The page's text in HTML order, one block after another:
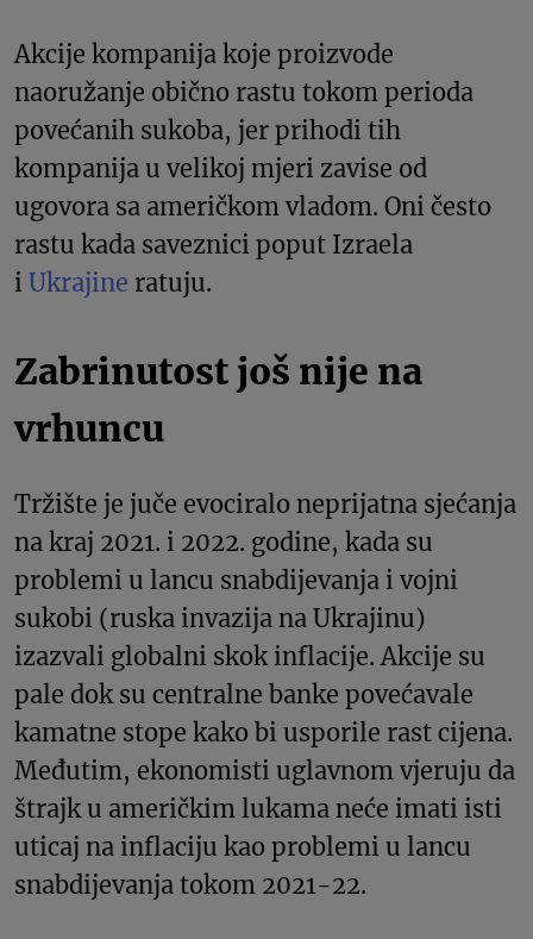
Akcije kompanija koje proizvode
naoružanje obično rastu tokom perioda
povećanih sukoba, jer prihodi tih
kompanija u velikoj mjeri zavise od
ugovora sa američkom vladom. Oni često
rastu kada saveznici poput Izraela
i Ukrajine ratuju.
Zabrinutost još nije na
vrhuncu
Tržište je juče evociralo neprijatna sjećanja
na kraj 2021. i 2022. godine, kada su
problemi u lancu snabdijevanja i vojni
sukobi (ruska invazija na Ukrajinu)
izazvali globalni skok inflacije. Akcije su
pale dok su centralne banke povećavale
kamatne stope kako bi usporile rast cijena.
Međutim, ekonomisti uglavnom vjeruju da
štrajk u američkim lukama neće imati isti
uticaj na inflaciju kao problemi u lancu
snabdijevanja tokom 2021-22.